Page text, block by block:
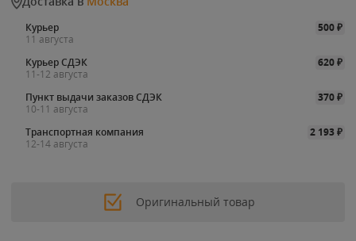
Курьер 500₽
11 августа
Курьер СДЭК
620₽
11-12 августа
Пункт выдачи заказов СДЭК
370₽
10-11 августа
Транспортная компания
2 193₽
12-14 августа
Оригинальный товар